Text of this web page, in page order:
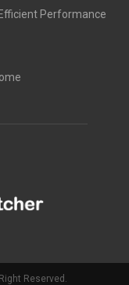
Performance
Reserved.